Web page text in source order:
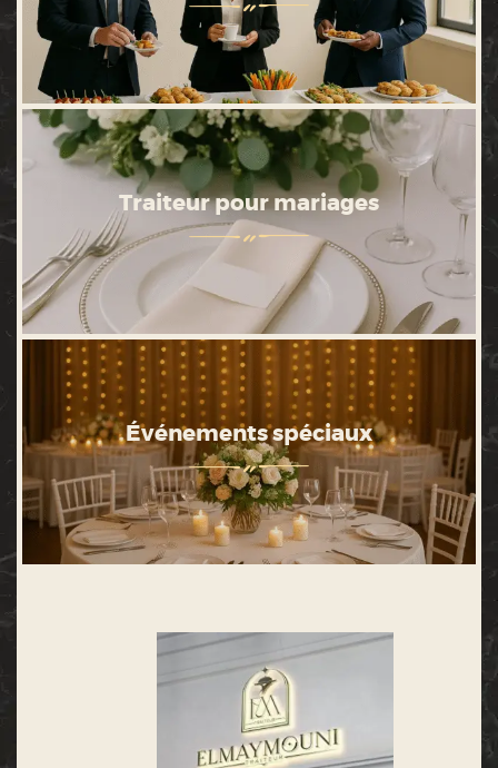
Traiteur pour mariages
Événements spéciaux